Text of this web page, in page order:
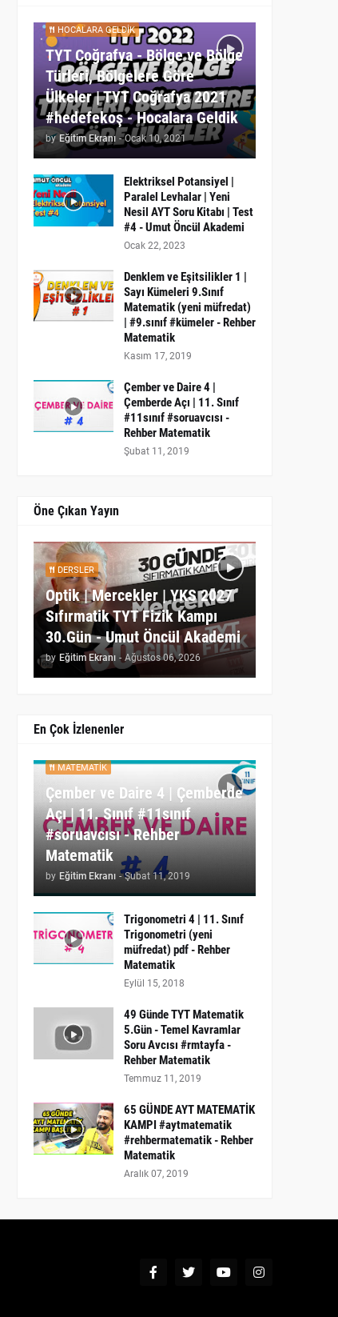
HOCALARA GELDIK
TYT Coğrafya - Bölge ve Bölge
Türleri, Bölgelere Göre
Ülkeler | TYT Coğrafya 2021
#hedefekoş - Hocalara Geldik
by Eğitim Ekranı - Ocak 10, 2021
Elektriksel Potansiyel |
Paralel Levhalar | Yeni
Nesil AYT Soru Kitabı | Test
#4 - Umut Öncül Akademi
Ocak 22, 2023
Denklem ve Eşitsilikler 1 |
Sayı Kümeleri 9.Sınıf
Matematik (yeni müfredat)
| #9.sınıf #kümeler - Rehber
Matematik
Kasım 17, 2019
Çember ve Daire 4 |
Çemberde Açı | 11. Sınıf
#11sınıf #soruavcısı -
Rehber Matematik
Şubat 11, 2019
Öne Çıkan Yayın
DERSLER
Optik | Mercekler | YKS 2027
Sıfırmatik TYT Fizik Kampı
30.Gün - Umut Öncül Akademi
by Eğitim Ekranı - Ağustos 06, 2026
En Çok İzlenenler
MATEMATIK
Çember ve Daire 4 | Çemberde
Açı | 11. Sınıf #11sınıf
#soruavcısı - Rehber
Matematik
by Eğitim Ekranı - Şubat 11, 2019
Trigonometri 4 | 11. Sınıf
Trigonometri (yeni
müfredat) pdf - Rehber
Matematik
Eylül 15, 2018
49 Günde TYT Matematik
5.Gün - Temel Kavramlar
Soru Avcısı #rmtayfa -
Rehber Matematik
Temmuz 11, 2019
65 GÜNDE AYT MATEMATİK
KAMPI #aytmatematik
#rehbermatematik - Rehber
Matematik
Aralık 07, 2019